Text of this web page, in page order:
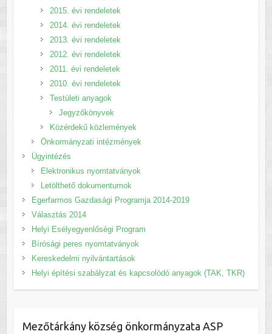
2015. évi rendeletek
2014. évi rendeletek
2013. évi rendeletek
2012. évi rendeletek
2011. évi rendeletek
2010. évi rendeletek
Testületi anyagok
Jegyzőkönyvek
Közérdekű közlemények
Önkormányzati intézmények
Ügyintézés
Elektronikus nyomtatványok
Letölthető dokumentumok
Egerfarmos Gazdasági Programja 2014-2019
Választás 2014
Helyi Esélyegyenlőségi Program
Bírósági peres nyomtatványok
Kereskedelmi nyilvántartások
Helyi építési szabályzat és kapcsolódó anyagok (TAK, TKR)
Mezőtárkány község önkormányzata ASP